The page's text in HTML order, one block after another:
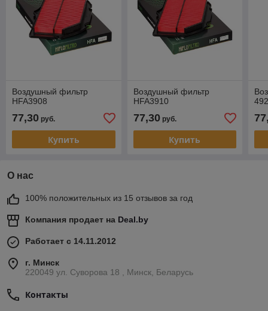
Воздушный фильтр
HFA3908
77,30 руб.
Купить
Воздушный фильтр
HFA3910
77,30руб.
Купить
О нас
100% положительных из 15 отзывов за год
Компания продает на Deal.by
Работает с 14.11.2012
г. Минск
220049 ул. Суворова 18 , Минск, Беларусь
Контакты